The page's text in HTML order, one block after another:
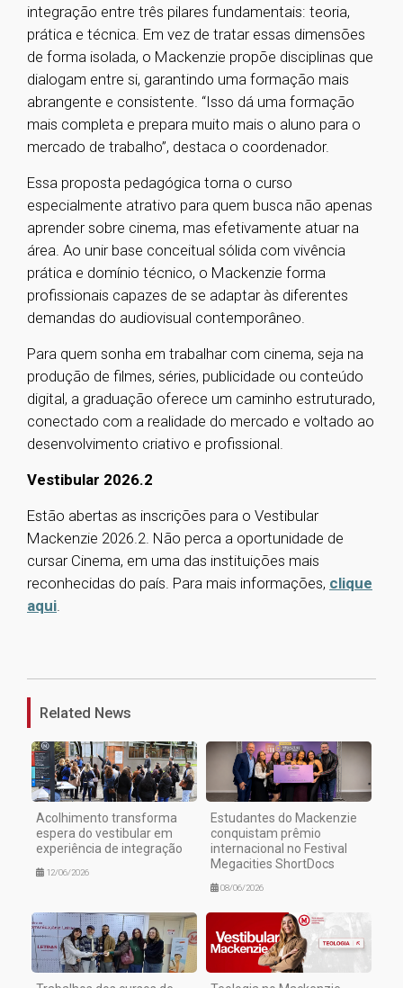
integração entre três pilares fundamentais: teoria,
prática e técnica. Em vez de tratar essas dimensões
de forma isolada, o Mackenzie propõe disciplinas que
dialogam entre si, garantindo uma formação mais
abrangente e consistente. “Isso dá uma formação
mais completa e prepara muito mais o aluno para o
mercado de trabalho”, destaca o coordenador.
Essa proposta pedagógica torna o curso
especialmente atrativo para quem busca não apenas
aprender sobre cinema, mas efetivamente atuar na
área. Ao unir base conceitual sólida com vivência
prática e domínio técnico, o Mackenzie forma
profissionais capazes de se adaptar às diferentes
demandas do audiovisual contemporâneo.
Para quem sonha em trabalhar com cinema, seja na
produção de filmes, séries, publicidade ou conteúdo
digital, a graduação oferece um caminho estruturado,
conectado com a realidade do mercado e voltado ao
desenvolvimento criativo e profissional.
Vestibular 2026.2
Estão abertas as inscrições para o Vestibular
Mackenzie 2026.2. Não perca a oportunidade de
cursar Cinema, em uma das instituições mais
reconhecidas do país. Para mais informações, clique
aqui.
Related News
Acolhimento transforma
espera do vestibular em
experiência de integração
12/06/2026
Estudantes do Mackenzie
conquistam prêmio
internacional no Festival
Megacities ShortDocs
08/06/2026